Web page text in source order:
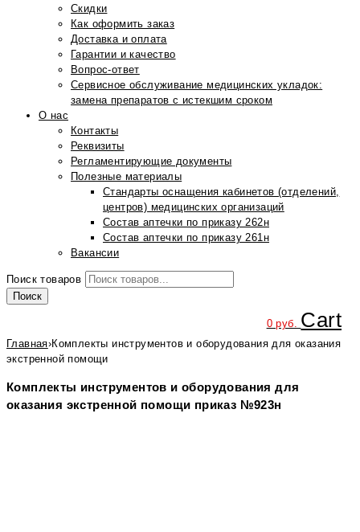
Скидки
Как оформить заказ
Доставка и оплата
Гарантии и качество
Вопрос-ответ
Сервисное обслуживание медицинских укладок:
замена препаратов с истекшим сроком
О нас
Контакты
Реквизиты
Регламентирующие документы
Полезные материалы
Стандарты оснащения кабинетов (отделений,
центров) медицинских организаций
Состав аптечки по приказу 262н
Состав аптечки по приказу 261н
Вакансии
Поиск товаров
Поиск
0руб. Cart
Главная›Комплекты инструментов и оборудования для оказания
экстренной помощи
Комплекты инструментов и оборудования для
оказания экстренной помощи приказ №923н